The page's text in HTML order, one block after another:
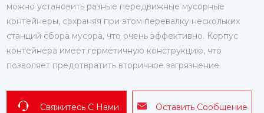
можно установить разные передвижные мусорные
контейнеры, сохраняя при этом перевалку нескольких
станций сбора мусора, что очень эффективно. Корпус
контейнера имеет герметичную конструкцию, что
позволяет предотвратить вторичное загрязнение.
Свяжитесь С Нами Оставить Сообщение